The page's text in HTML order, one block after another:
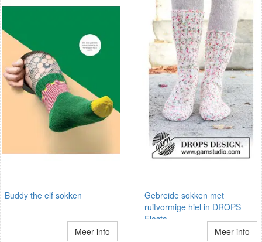
Buddy the elf sokken
Meer info
Gebreide sokken met
ruitvormige hiel in DROPS
Fiesta
Meer info